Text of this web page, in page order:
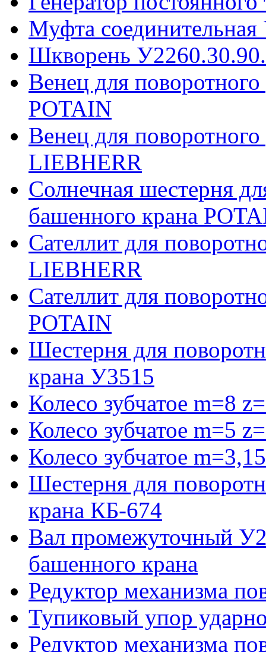
Муфта соединительная
Шкворень
Венец для
POTAIN
Венец для
LIEBHERR
Солнечная шестерня
башенного крана
Сателлит для
LIEBHERR
Сателлит для
POTAIN
Шестерня для
крана У3515
Колесо зубчатое m=8
Колесо зубчатое m=5
Колесо зубчатое
Шестерня для
крана КБ-674
Вал промежуточный
башенного крана
Редуктор механизма
Тупиковый упор
Редуктор механизма